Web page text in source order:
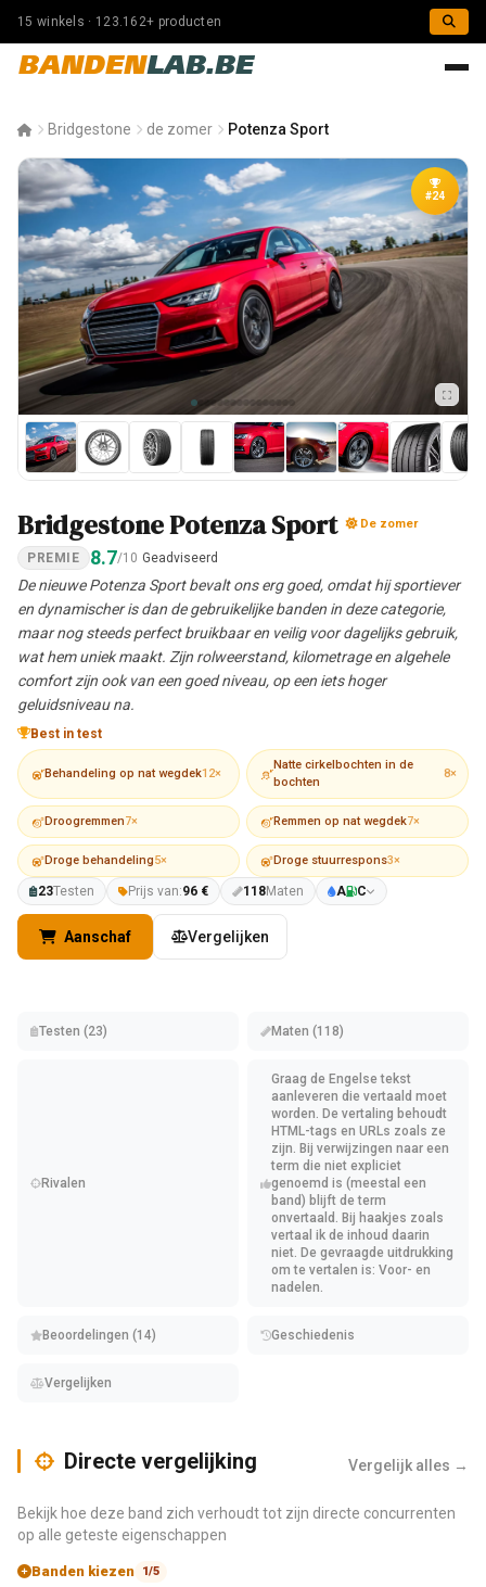
15 winkels · 123.162+ producten
BANDENLAB.BE
Bridgestone de zomer Potenza Sport
#24
Bridgestone Potenza Sport De zomer
PREMIE 8.7/10 Geadviseerd
De nieuwe Potenza Sport bevalt ons erg goed, omdat hij sportiever
en dynamischer is dan de gebruikelijke banden in deze categorie,
maar nog steeds perfect bruikbaar en veilig voor dagelijks gebruik,
wat hem uniek maakt. Zijn rolweerstand, kilometrage en algehele
comfort zijn ook van een goed niveau, op een iets hoger
geluidsniveau na.
Best in test
Behandeling op nat wegdek12×
Natte cirkelbochten in de
bochten
8×
Droogremmen7× Remmen op nat wegdek7×
Droge behandeling5× Droge stuurrespons3×
23Testen Prijs van:96 € 118Maten A C
Aanschaf Vergelijken
Testen (23) Maten (118)
Rivalen
Graag de Engelse tekst
aanleveren die vertaald moet
worden. De vertaling behoudt
HTML-tags en URLs zoals ze
zijn. Bij verwijzingen naar een
term die niet expliciet
genoemd is (meestal een
band) blijft de term
onvertaald. Bij haakjes zoals
vertaal ik de inhoud daarin
niet. De gevraagde uitdrukking
om te vertalen is: Voor- en
nadelen.
Beoordelingen (14) Geschiedenis
Vergelijken
Directe vergelijking Vergelijk alles →
Bekijk hoe deze band zich verhoudt tot zijn directe concurrenten
op alle geteste eigenschappen
Banden kiezen 1/5